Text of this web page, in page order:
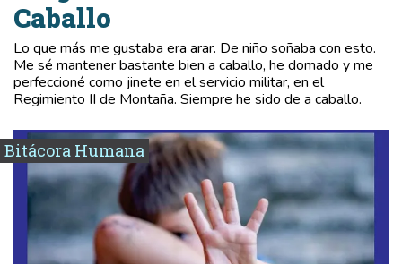
Caballo
Lo que más me gustaba era arar. De niño soñaba con esto.
Me sé mantener bastante bien a caballo, he domado y me
perfeccioné como jinete en el servicio militar, en el
Regimiento II de Montaña. Siempre he sido de a caballo.
Bitácora Humana